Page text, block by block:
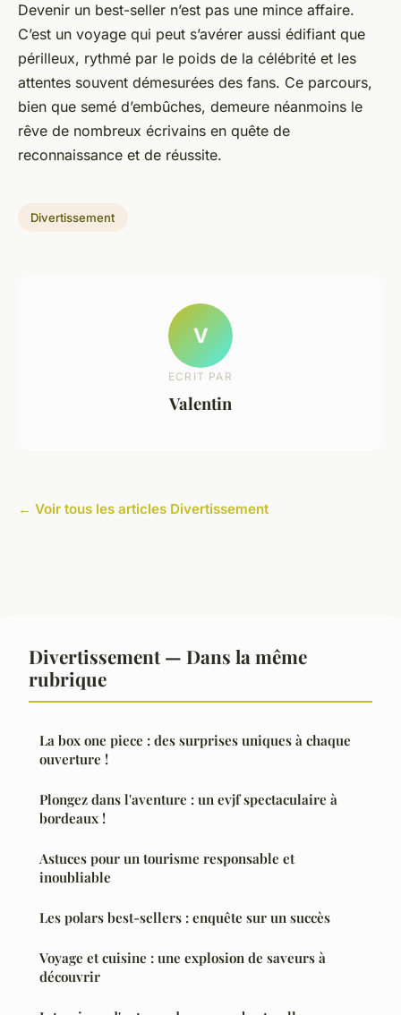
Devenir un best-seller n’est pas une mince affaire.
C’est un voyage qui peut s’avérer aussi édifiant que
périlleux, rythmé par le poids de la célébrité et les
attentes souvent démesurées des fans. Ce parcours,
bien que semé d’embûches, demeure néanmoins le
rêve de nombreux écrivains en quête de
reconnaissance et de réussite.
Divertissement
V
ECRIT PAR
Valentin
← Voir tous les articles Divertissement
Divertissement — Dans la même
rubrique
La box one piece : des surprises uniques à chaque
ouverture !
Plongez dans l'aventure : un evjf spectaculaire à
bordeaux !
Astuces pour un tourisme responsable et
inoubliable
Les polars best-sellers : enquête sur un succès
Voyage et cuisine : une explosion de saveurs à
découvrir